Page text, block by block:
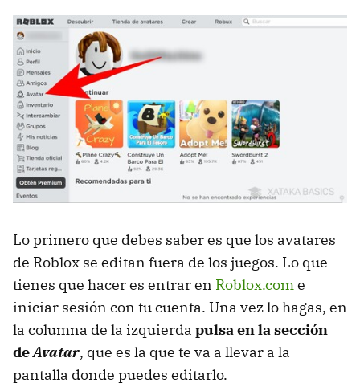
Lo primero que debes saber es que los avatares
de Roblox se editan fuera de los juegos. Lo que
tienes que hacer es entrar en Roblox.come
iniciar sesión con tu cuenta. Una vez lo hagas, en
la columna de la izquierda pulsa en la sección
deAvatar, que es la que te va a llevar a la
pantalla donde puedes editarlo.